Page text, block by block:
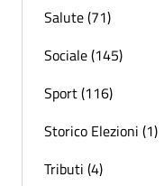
Salute (71)
Sociale (145)
Sport (116)
Storico Elezioni (1)
Tributi (4)